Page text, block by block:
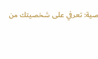
تعرفي على شخصيتك من